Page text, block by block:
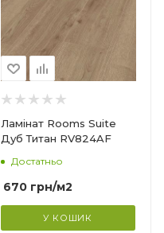
Ламінат Rooms Suite
Дуб Титан RV824AF
Достатньо
670грн/м2
У КОШИК